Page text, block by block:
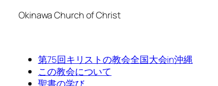
Okinawa Church of Christ
第75回キリストの教会全国大会in沖縄
この教会について